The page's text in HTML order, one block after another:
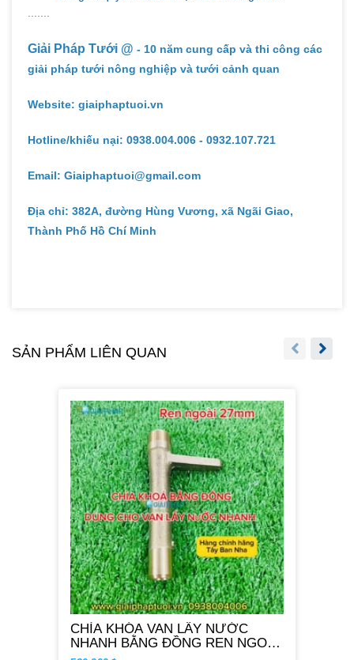
.......
Giải Pháp Tưới @ - 10 năm cung cấp và thi công các
giải pháp tưới nông nghiệp và tưới cảnh quan
Website: giaiphaptuoi.vn
Hotline/khiếu nại: 0938.004.006 - 0932.107.721
Email: Giaiphaptuoi@gmail.com
Địa chỉ: 382A, đường Hùng Vương, xã Ngãi Giao,
Thành Phố Hồ Chí Minh
SẢN PHẨM LIÊN QUAN
CHÌA KHÓA VAN LẤY NƯỚC
NHANH BẰNG ĐỒNG REN NGOÀI